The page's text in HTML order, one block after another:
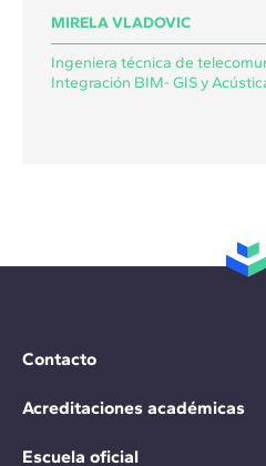
MIRELA VLADOVIC
Ingeniera técnica de
Integración BIM- GIS y
Contacto
Acreditaciones académicas
Escuela oficial